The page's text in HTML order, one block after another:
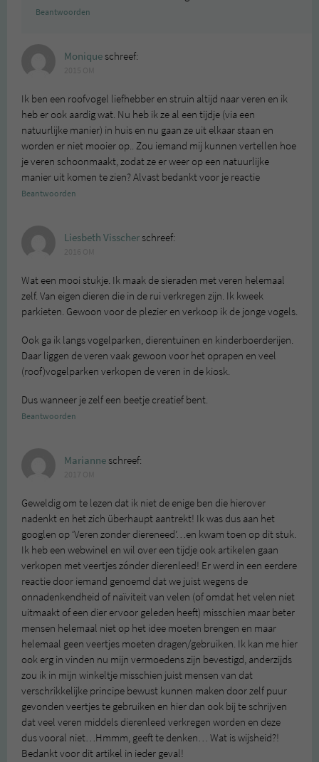
Beantwoorden
Moniqueschreef:
Ik ben een roofvogel liefhebber en struin altijd naar veren en ik
heb er ook aardig wat. Nu heb ik ze al een tijdje (via een
natuurlijke manier) in huis en nu gaan ze uit elkaar staan en
worden er niet mooier op.. Zou iemand mij kunnen vertellen hoe
je veren schoonmaakt, zodat ze er weer op een natuurlijke
manier uit komen te zien? Alvast bedankt voor je reactie
Beantwoorden
Liesbeth Visscherschreef:
Wat een mooi stukje. Ik maak de sieraden met veren helemaal
zelf. Van eigen dieren die in de rui verkregen zijn. Ik kweek
parkieten. Gewoon voor de plezier en verkoop ik de jonge vogels.
Ook ga ik langs vogelparken, dierentuinen en kinderboerderijen.
Daar liggen de veren vaak gewoon voor het oprapen en veel
(roof)vogelparken verkopen de veren in de kiosk.
Dus wanneer je zelf een beetje creatief bent.
Beantwoorden
Marianneschreef:
Geweldig om te lezen dat ik niet de enige ben die hierover
nadenkt en het zich überhaupt aantrekt! Ik was dus aan het
googlen op ‘Veren zonder diereneed’…en kwam toen op dit stuk.
Ik heb een webwinel en wil over een tijdje ook artikelen gaan
verkopen met veertjes zónder dierenleed! Er werd in een eerdere
reactie door iemand genoemd dat we juist wegens de
onnadenkendheid of naïviteit van velen (of omdat het velen niet
uitmaakt of een dier ervoor geleden heeft) misschien maar beter
mensen helemaal niet op het idee moeten brengen en maar
helemaal geen veertjes moeten dragen/gebruiken. Ik kan me hier
ook erg in vinden nu mijn vermoedens zijn bevestigd, anderzijds
zou ik in mijn winkeltje misschien juist mensen van dat
verschrikkelijke principe bewust kunnen maken door zelf puur
gevonden veertjes te gebruiken en hier dan ook bij te schrijven
dat veel veren middels dierenleed verkregen worden en deze
dus vooral niet…Hmmm, geeft te denken… Wat is wijsheid?!
Bedankt voor dit artikel in ieder geval!